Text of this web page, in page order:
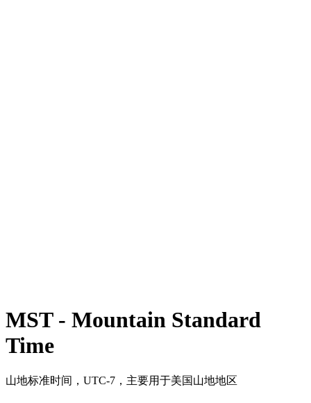
MST - Mountain Standard
Time
山地标准时间，UTC-7，主要用于美国山地地区